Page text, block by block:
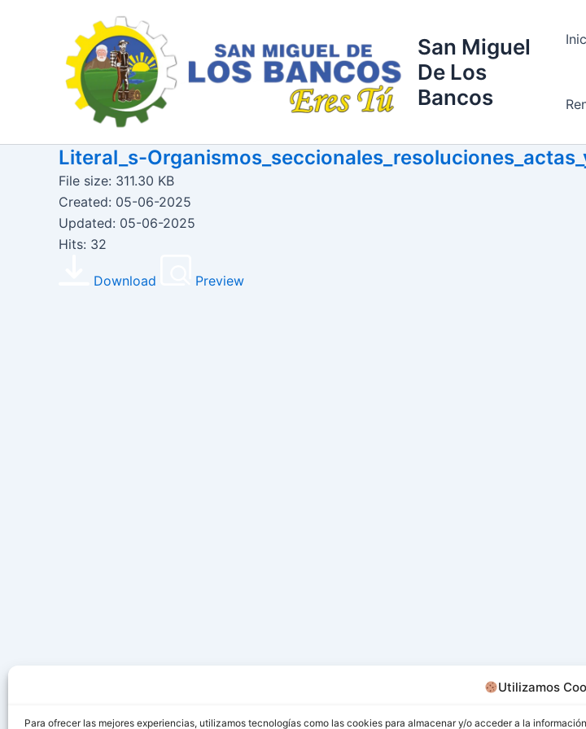
Utilizamos
Para ofrecer las mejores experiencias, utilizamos tecnologías como las cookies para almacenar y/o acceder a la
San Miguel
De Los
Bancos
Literal_s-
File size: 311.30 KB
Created: 05-06-2025
Updated: 05-06-2025
Hits: 32
Download Preview